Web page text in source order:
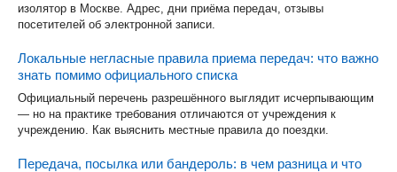
изолятор в Москве. Адрес, дни приёма передач, отзывы
посетителей об электронной записи.
Локальные негласные правила приема передач: что важно
знать помимо официального списка
Официальный перечень разрешённого выглядит исчерпывающим
— но на практике требования отличаются от учреждения к
учреждению. Как выяснить местные правила до поездки.
Передача, посылка или бандероль: в чем разница и что